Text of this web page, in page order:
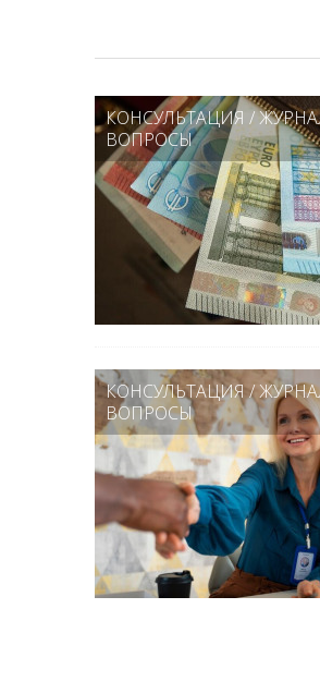
КОНСУЛЬТАЦИЯ /
ВОПРОСЫ
КОНСУЛЬТАЦИЯ/
ВОПРОСЫ